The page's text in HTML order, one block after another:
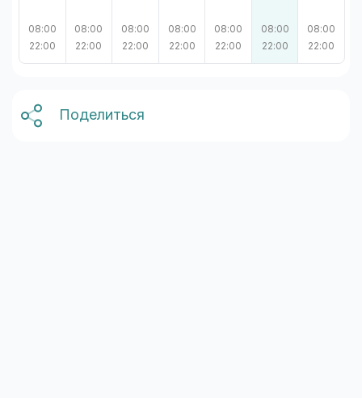
08:00
22:00
08:00
22:00
08:00
22:00
08:00
22:00
08:00
22:00
08:00
22:00
08:00
22:00
Поделиться